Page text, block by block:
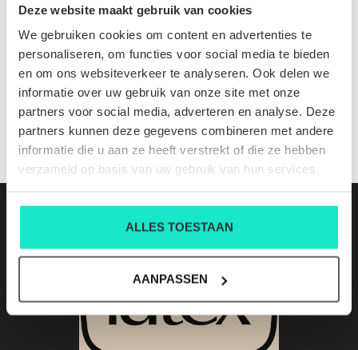
Deze website maakt gebruik van cookies
We gebruiken cookies om content en advertenties te
personaliseren, om functies voor social media te bieden
en om ons websiteverkeer te analyseren. Ook delen we
informatie over uw gebruik van onze site met onze
partners voor social media, adverteren en analyse. Deze
partners kunnen deze gegevens combineren met andere
informatie die u aan ze heeft verstrekt of die ze hebben
verzameld op basis van uw gebruik van hun services.
ALLES TOESTAAN
AANPASSEN
Purslane blouse berry/flamingo embr
Nog niet gewaardeerd
0 sterren op basis van 0 beoordelingen
JE BEOORDELING TOEVOEGEN